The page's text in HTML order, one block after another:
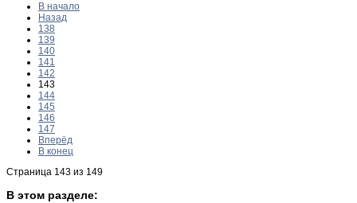
В начало
Назад
138
139
140
141
142
143
144
145
146
147
Вперёд
В конец
Страница 143 из 149
В этом разделе: